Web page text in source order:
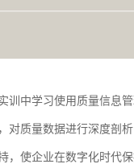
训中学习使用质量信息
对质量数据进行深度剖
使企业在数字化时代保